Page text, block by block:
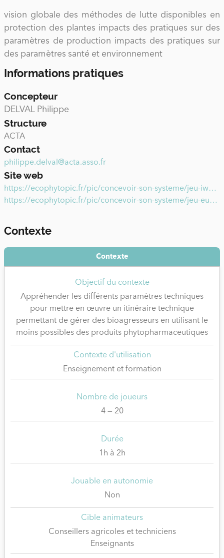
vision globale des méthodes de lutte disponibles en
protection des plantes impacts des pratiques sur des
paramètres de production impacts des pratiques sur
des paramètres santé et environnement
Informations pratiques
Concepteur
DELVAL Philippe
Structure
ACTA
Contact
philippe.delval@acta.asso.fr
Site web
https://ecophytopic.fr/pic/concevoir-son-systeme/jeu-iwm-game
https://ecophytopic.fr/pic/concevoir-son-systeme/jeu-euclid-pic
Contexte
Contexte
Objectif du contexte
Appréhender les différents paramètres techniques
pour mettre en œuvre un itinéraire technique
permettant de gérer des bioagresseurs en utilisant le
moins possibles des produits phytopharmaceutiques
Contexte d'utilisation
Enseignement et formation
Nombre de joueurs
4 — 20
Durée
1h à 2h
Jouable en autonomie
Non
Cible animateurs
Conseillers agricoles et techniciens
Enseignants